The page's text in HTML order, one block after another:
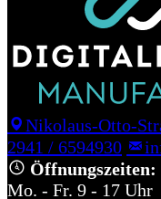
Nikolaus-Otto-
2941 / 6594930
Öffnungszeiten:
Mo. - Fr. 9 - 17 Uhr